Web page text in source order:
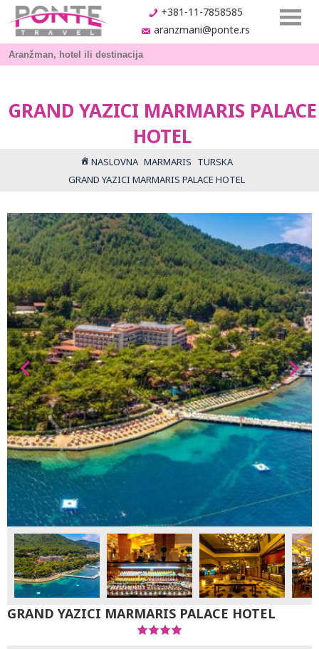
+381-11-7858585
aranzmani@ponte.rs
GRAND YAZICI MARMARIS PALACE
HOTEL
NASLOVNA MARMARIS TURSKA
GRAND YAZICI MARMARIS PALACE HOTEL
GRAND YAZICI MARMARIS PALACE HOTEL